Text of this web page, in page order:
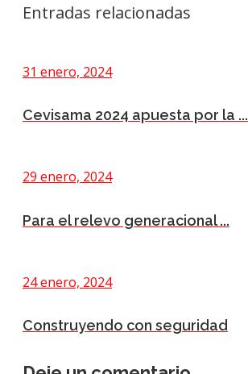
Entradas relacionadas
31 enero, 2024
Cevisama 2024 apuesta por la ...
29 enero, 2024
Para el relevo generacional ...
24 enero, 2024
Construyendo con seguridad